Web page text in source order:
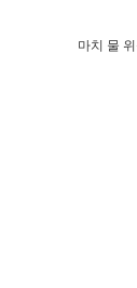
마치 물